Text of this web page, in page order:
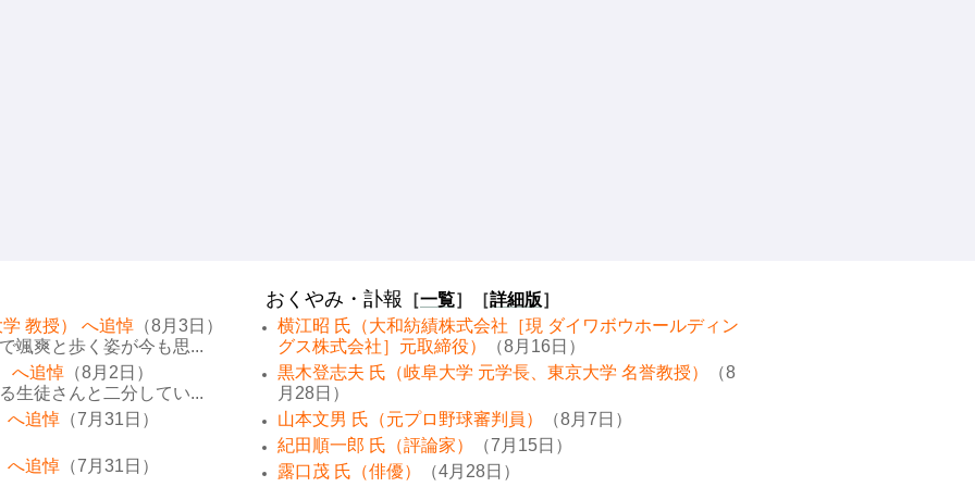
教授） へ追悼 （8月3日）
颯爽と歩く姿が今も思...
へ追悼 （8月2日）
生徒さんと二分してい...
へ追悼 （7月31日）
へ追悼 （7月31日）
おくやみ・訃報 ［一覧］［詳細版］
横江昭 氏（大和紡績株式会社［現 ダイワボウホールディン
グス株式会社］元取締役）
（8月16日）
黒木登志夫 氏（岐阜大学 元学長、東京大学 名誉教授）
（8
月28日）
山本文男 氏（元プロ野球審判員）
（8月7日）
紀田順一郎 氏（評論家）
（7月15日）
露口茂 氏（俳優）
（4月28日）